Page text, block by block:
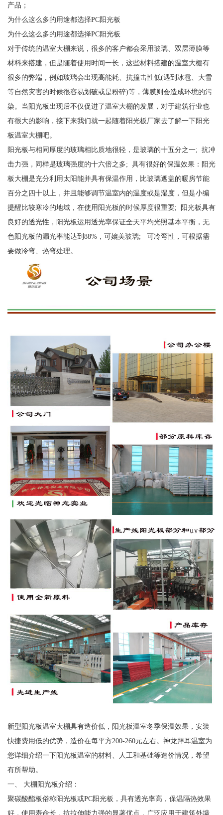
产品；
为什么这么多的用途都选择PC阳光板
为什么这么多的用途都选择PC阳光板
对于传统的温室大棚来说，很多的客户都会采用玻璃、双层薄膜等
材料来搭建，但是随着使用时间一长，这些材料搭建的温室大棚有
很多的弊端，例如玻璃会出现高能耗、抗撞击性低(遇到冰雹、大雪
等自然灾害的时候很容易划破或是粉碎)等，薄膜则会造成环境的污
染。当阳光板出现后不仅促进了温室大棚的发展，对于建筑行业也
有很大的影响，接下来我们就一起随着阳光板厂家去了解一下阳光
板温室大棚吧。
阳光板与相同厚度的玻璃相比质地很轻，是玻璃的十五分之一; 抗冲
击力强，同样是玻璃强度的十六倍之多; 具有很好的保温效果：阳光
板大棚是充分利用太阳能并具有保温作用，比玻璃遮盖的暖房节能
百分之四十以上，并且能够调节温室内的温度或是湿度，但是小编
提醒比较寒冷的地域，在使用阳光板的时候厚度很重要; 阳光板具有
良好的透光性，阳光板运用透光率保证全天平均光照基本平衡，无
色阳光板的漏光率能达到88%，可媲美玻璃; 可冷弯性，可根据需
要做冷弯、热弯处理。
新型阳光板温室大棚具有造价低，阳光板温室冬季保温效果，安装
快捷费用低的优势，造价在每平方200-260元左右。神龙拜耳温室为
您详细介绍一下阳光板温室的材料、人工和基础等造价情况，希望
有所帮助。
一、 大棚阳光板介绍：
聚碳酸酯板俗称阳光板或PC阳光板，具有透光率高，保温隔热效果
好，使用寿命长，抗拉伸能力强的显著优点，广泛应用于建筑外墙